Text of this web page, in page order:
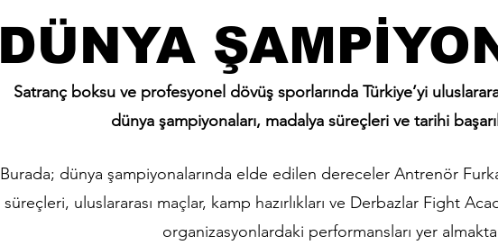
DÜNYA
​Satranç boksu ve profesyonel dövüş sporlarında Türkiye’yi
dünya şampiyonaları, madalya süreçleri ve tarihi
Burada; dünya şampiyonalarında elde edilen dereceler Antrenör
süreçleri, uluslararası maçlar, kamp hazırlıkları ve Derbazlar Fight
organizasyonlardaki performansları yer